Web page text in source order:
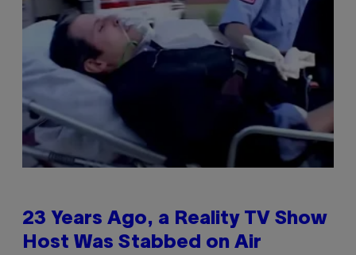
23 Years Ago, a Reality TV Show
Host Was Stabbed on Air